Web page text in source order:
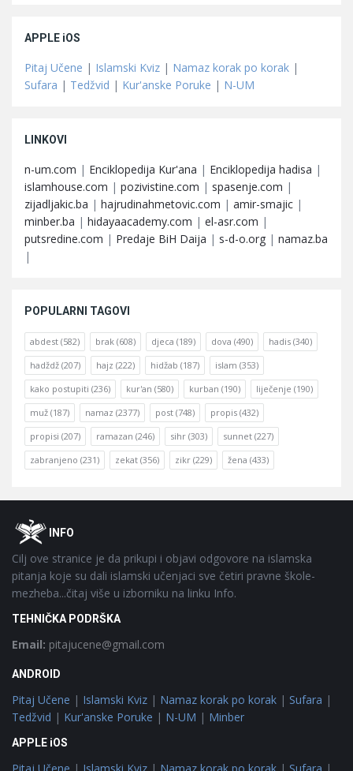
APPLE iOS
Pitaj Učene | Islamski Kviz | Namaz korak po korak |
Sufara | Tedžvid | Kur'anske Poruke | N-UM
LINKOVI
n-um.com | Enciklopedija Kur'ana | Enciklopedija hadisa |
islamhouse.com | pozivistine.com | spasenje.com |
zijadljakic.ba | hajrudinahmetovic.com | amir-smajic |
minber.ba | hidayaacademy.com | el-asr.com |
putsredine.com | Predaje BiH Daija | s-d-o.org | namaz.ba
|
POPULARNI TAGOVI
abdest (582) brak (608) djeca (189) dova (490) hadis (340)
hadždž (207) hajz (222) hidžab (187) islam (353)
kako postupiti (236) kur'an (580) kurban (190) liječenje (190)
muž (187) namaz (2377) post (748) propis (432)
propisi (207) ramazan (246) sihr (303) sunnet (227)
zabranjeno (231) zekat (356) zikr (229) žena (433)
FooterOINFO
Cilj ove stranice je da prikupi i objavi odgovore na islamska
pitanja koje su dali islamski učenjaci sve četiri pravne škole-
mezheba...čitaj više u izborniku na linku Info.
TEHNIČKA PODRŠKA
Email: pitajucene@gmail.com
ANDROID
Pitaj Učene | Islamski Kviz | Namaz korak po korak | Sufara |
Tedžvid | Kur'anske Poruke | N-UM | Minber
APPLE iOS